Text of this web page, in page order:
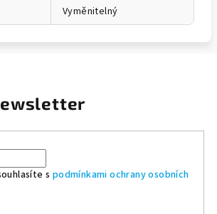
Vyměnitelný
s podmínkami ochrany osobních